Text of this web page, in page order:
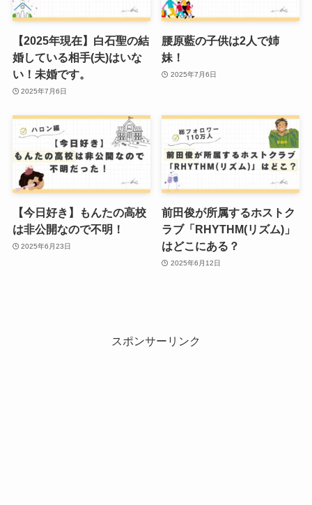
【2025年現在】白石聖の結
婚している相手(夫)はいな
い！未婚です。
2025年7月6日
腰原藍の子供は2人で姉
妹！
2025年7月6日
【今日好き】もんたの高校
は非公開なので不明！
2025年6月23日
前田俊が所属するホストク
ラブ「RHYTHM(リズム)」
はどこにある？
2025年6月12日
スポンサーリンク